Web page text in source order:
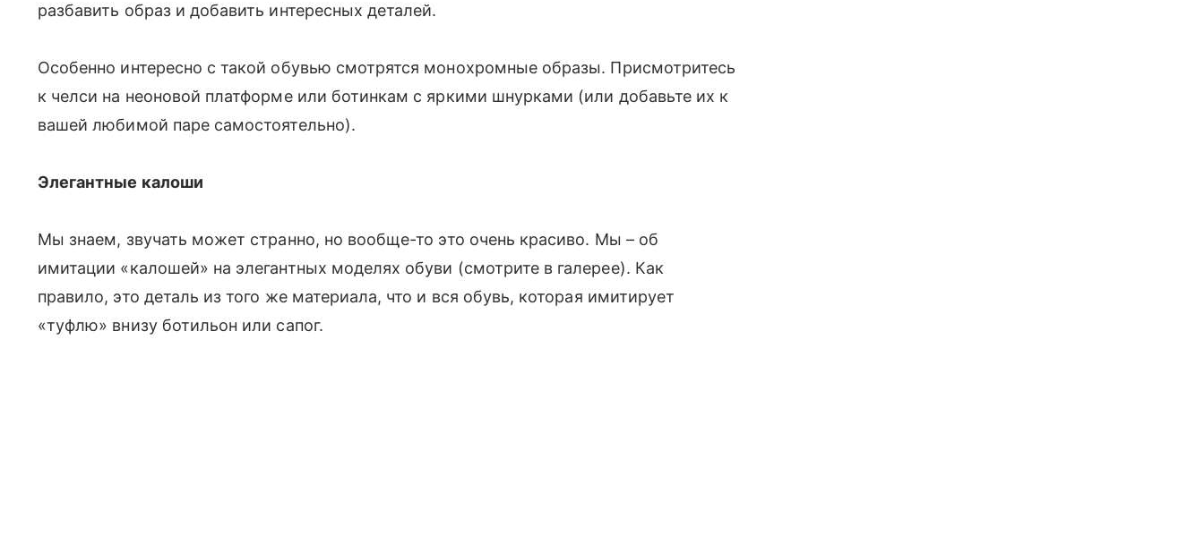
разбавить образ и добавить интересных деталей.
Особенно интересно с такой обувью смотрятся монохромные образы. Присмотритесь
к челси на неоновой платформе или ботинкам с яркими шнурками (или добавьте их к
вашей любимой паре самостоятельно).
Элегантные калоши
Мы знаем, звучать может странно, но вообще-то это очень красиво. Мы – об
имитации «калошей» на элегантных моделях обуви (смотрите в галерее). Как
правило, это деталь из того же материала, что и вся обувь, которая имитирует
«туфлю» внизу ботильон или сапог.